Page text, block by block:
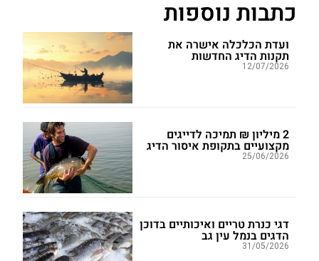
כתבות נוספות
ועדת הכלכלה אישרה את
תקנות הדיג החדשות
12/07/2026
2 מיליון ₪ תמיכה לדייגים
מקצועיים בתקופת איסור הדיג
25/06/2026
דגי כנרת טריים ואיכותיים בדוכן
הדגים בנמל עין גב
31/05/2026